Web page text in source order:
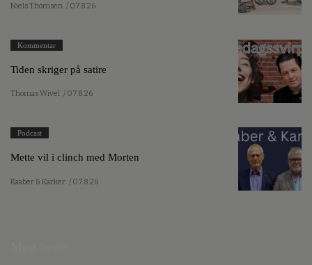
Niels Thomsen / 07.8.26
Kommentar
Tiden skriger på satire
Thomas Wivel / 07.8.26
Podcast
Mette vil i clinch med Morten
Kaaber & Karker / 07.8.26